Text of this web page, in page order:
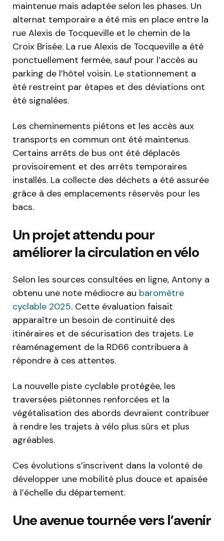
maintenue mais adaptée selon les phases. Un
alternat temporaire a été mis en place entre la
rue Alexis de Tocqueville et le chemin de la
Croix Brisée. La rue Alexis de Tocqueville a été
ponctuellement fermée, sauf pour l’accès au
parking de l’hôtel voisin. Le stationnement a
été restreint par étapes et des déviations ont
été signalées.
Les cheminements piétons et les accès aux
transports en commun ont été maintenus.
Certains arrêts de bus ont été déplacés
provisoirement et des arrêts temporaires
installés. La collecte des déchets a été assurée
grâce à des emplacements réservés pour les
bacs.
Un projet attendu pour
améliorer la circulation en vélo
Selon les sources consultées en ligne, Antony a
obtenu une note médiocre au baromètre
cyclable 2025. Cette évaluation faisait
apparaître un besoin de continuité des
itinéraires et de sécurisation des trajets. Le
réaménagement de la RD66 contribuera à
répondre à ces attentes.
La nouvelle piste cyclable protégée, les
traversées piétonnes renforcées et la
végétalisation des abords devraient contribuer
à rendre les trajets à vélo plus sûrs et plus
agréables.
Ces évolutions s’inscrivent dans la volonté de
développer une mobilité plus douce et apaisée
à l’échelle du département.
Une avenue tournée vers l’avenir